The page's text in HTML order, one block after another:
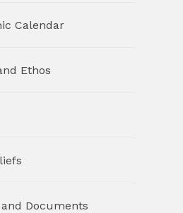
Calendar
Ethos
Documents